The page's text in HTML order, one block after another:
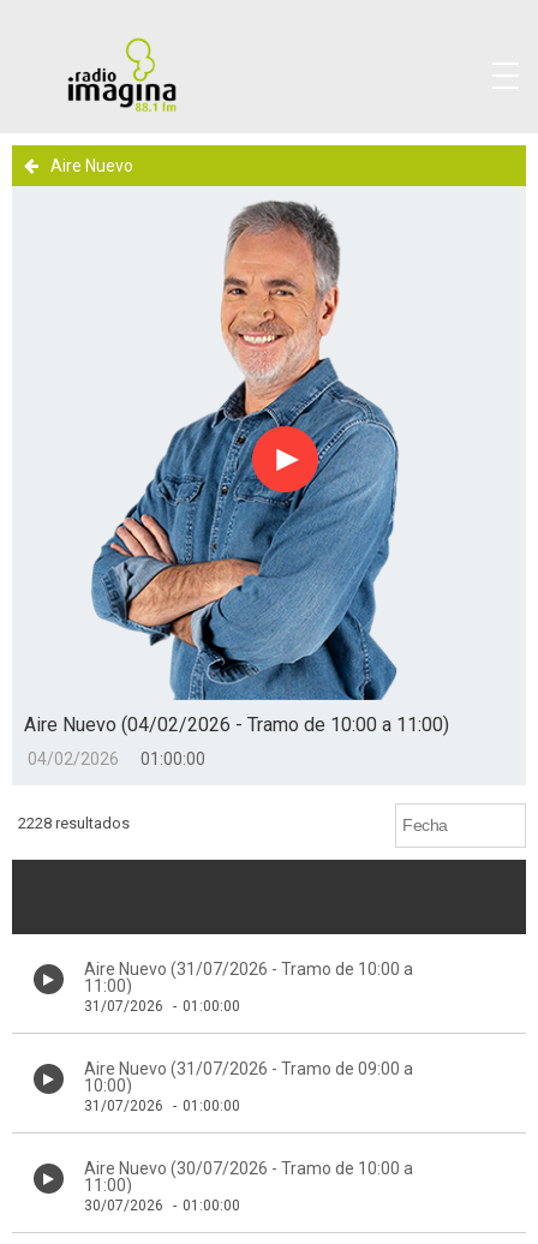
Aire Nuevo
Reproducir
Aire Nuevo (04/02/2026 - Tramo de 10:00 a 11:00)
04/02/2026 01:00:00
2228 resultados
Aire Nuevo (31/07/2026 - Tramo de 10:00 a
11:00)
31/07/2026 - 01:00:00
Aire Nuevo (31/07/2026 - Tramo de 09:00 a
10:00)
31/07/2026 - 01:00:00
Aire Nuevo (30/07/2026 - Tramo de 10:00 a
11:00)
30/07/2026 - 01:00:00